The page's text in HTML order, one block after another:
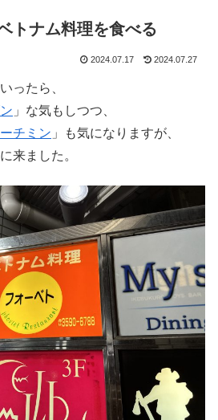
トナム料理を食べる
2024.07.17 2024.07.27
ったら、
」な気もしつつ、
チミン 」も気になりますが、
に来ました。